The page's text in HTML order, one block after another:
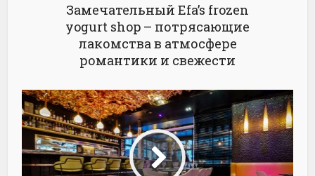
Замечательный Efa’s frozen
yogurt shop – потрясающие
лакомства в атмосфере
романтики и свежести